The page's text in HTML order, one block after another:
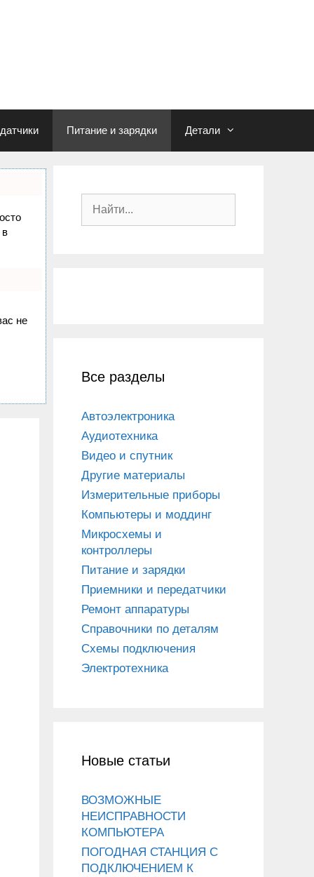
Питание и зарядки Детали
в
не
Все разделы
Автоэлектроника
Аудиотехника
Видео и спутник
Другие материалы
Измерительные приборы
Компьютеры и моддинг
Микросхемы и
контроллеры
Питание и зарядки
Приемники и передатчики
Ремонт аппаратуры
Справочники по деталям
Схемы подключения
Электротехника
Новые статьи
ВОЗМОЖНЫЕ
НЕИСПРАВНОСТИ
КОМПЬЮТЕРА
ПОГОДНАЯ СТАНЦИЯ С
ПОДКЛЮЧЕНИЕМ К